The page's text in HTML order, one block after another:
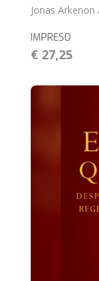
Jonas
IMPRESO
€ 27,25